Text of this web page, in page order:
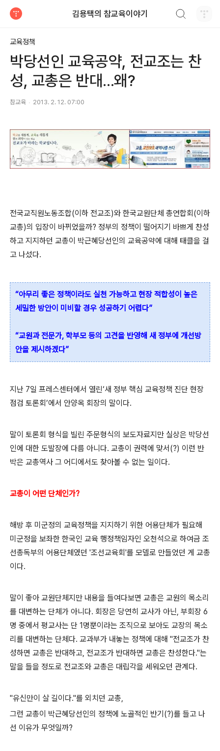
김용택의 참교육이야기
교육정책
박당선인 교육공약, 전교조는 찬
성, 교총은 반대...왜?
참교육 2013. 2. 12. 07:00
전국교직원노동조합(이하 전교조)와 한국교원단체 총연합회(이하
교총)의 입장이 바뀌었을까? 정부의 정책이 떨어지기 바쁘게 찬성
하고 지지하던 교총이 박근혜당선인의 교육공약에 대해 태클을 걸
고 나섰다.
“아무리 좋은 정책이라도 실천 가능하고 현장 적합성이 높은
세밀한 방안이 미비할 경우 성공하기 어렵다”
“교원과 전문가, 학부모 등의 고견을 반영해 새 정부에 개선방
안을 제시하겠다”
지난 7일 프레스센터에서 열린‘새 정부 핵심 교육정책 진단 현장
점검 토론회’에서 안양옥 회장의 말이다.
말이 토론회 형식을 빌린 주문형식의 보도자료지만 실상은 박당선
인에 대한 도발장에 다름 아니다. 교총이 권력에 맞서(?) 이런 반
박은 교총역사 그 어디에서도 찾아볼 수 없는 일이다.
교총이 어떤 단체인가?
해방 후 미군정의 교육정책을 지지하기 위한 어용단체가 필요해
미군정을 보좌한 한국인 교육 행정책임자인 오천석으로 하여금 조
선총독부의 어용단체였던 '조선교육회'를 모델로 만들었던 게 교총
이다.
말이 좋아 교원단체지만 내용을 들여다보면 교총은 교원의 목소리
를 대변하는 단체가 아니다. 회장은 당연히 교사가 아닌, 부회장 6
명 중에서 평교사는 단 1명뿐이라는 조직으로 보아도 교장의 목소
리를 대변하는 단체다. 교과부가 내놓는 정책에 대해 "전교조가 찬
성하면 교총은 반대하고, 전교조가 반대하면 교총은 찬성한다."는
말을 들을 정도로 전교조와 교총은 대립각을 세워오던 관계다.
"유신만이 살 길이다."를 외치던 교총,
그런 교총이 박근혜당선인의 정책에 노골적인 반기(?)를 들고 나
선 이유가 무엇일까?